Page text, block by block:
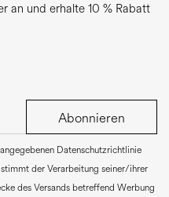
an und erhalte 10 % Rabatt
Abonnieren
Datenschutzrichtlinie
der Verarbeitung seiner/ihrer
des Versands betreffend Werbung